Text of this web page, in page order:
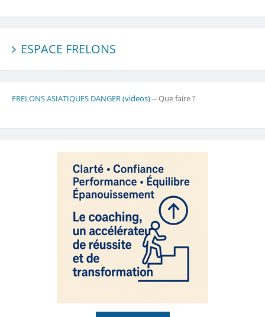
ESPACE FRELONS
FRELONS ASIATIQUES DANGER (videos)-- Que faire ?